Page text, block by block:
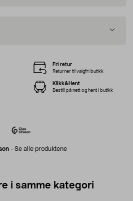
- Se alle produktene
Fri retur
Returner til valgfri butikk
Klikk&Hent
Bestill på nett og hent i butikk
i samme kategori